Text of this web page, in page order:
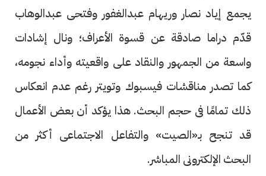
يجمع إياد نصار وريهام عبدالغفور وفتحى عبدالوهاب
قدّم دراما صادقة عن قسوة الأعراف؛ ونال إشادات
واسعة من الجمهور والنقاد على واقعيته وأداء نجومه،
كما تصدر مناقشات فيسبوك وتويتر رغم عدم انعكاس
ذلك تمامًا فى حجم البحث. هذا يؤكد أن بعض الأعمال
قد تنجح بـ«الصيت» والتفاعل الاجتماعى أكثر من
البحث الإلكترونى المباشر.